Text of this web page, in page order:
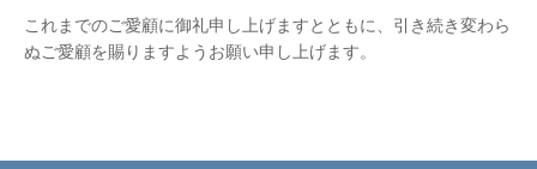
これまでのご愛顧に御礼申し上げますとともに、引き続き変わら
ぬご愛顧を賜りますようお願い申し上げます。